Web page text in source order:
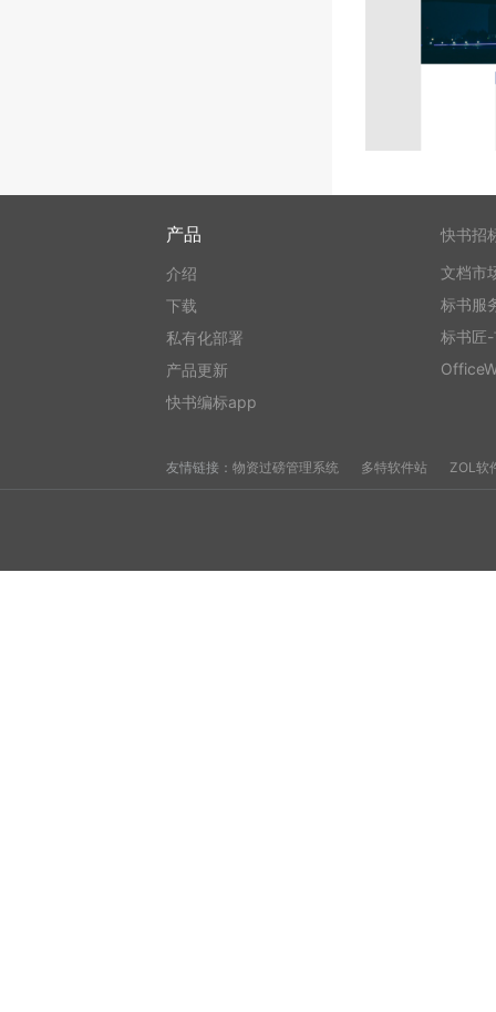
产品
介绍
下载
私有化部署
产品更新
快书编标app
快书招
文档市
标书服
标书匠
友情链接： 物资过磅管理系统 多特软件站 ZOL软